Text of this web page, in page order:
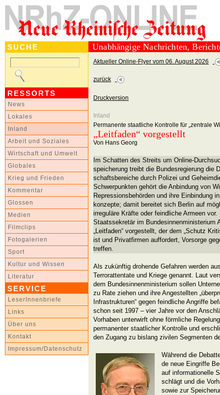
SUCHE
RESSORTS
News
Lokales
Inland
Arbeit und Soziales
Wirtschaft und Umwelt
Globales
Krieg und Frieden
Kommentar
Glossen
Medien
Filmclips
Fotogalerien
Sport
Kultur und Wissen
Literatur
SERVICE
LeserInnenbriefe
Links
Über uns
Kontakt
Impressum/Datenschutz
Unabhängige Nachrichten,
Aktueller Online-Flyer vom 06. August 2026
zurück
Druckversion
Inland
Permanente staatliche Kontrolle für „zentrale
„Leitfaden“ vorgestellt
Von Hans Georg
Im Schatten des Streits um Online-
speicherung treibt die Bundesregierung die
schaftsbereiche durch Polizei und
Schwerpunkten gehört die Anbindung von
Repressionsbehörden und ihre Einbindung
konzepte; damit bereitet sich Berlin auf
irreguläre Kräfte oder feindliche Armeen
Staatssekretär im Bundesinnenministerium
„Leitfaden“ vorgestellt, der dem „Schutz
ist und Privatfirmen auffordert, Vorsorge
treffen.
Als zukünftig drohende Gefahren werden
Terrorattentate und Kriege genannt. Laut
dem Bundesinnenministerium sollen
zu Rate ziehen und ihre Angestellten
Infrastrukturen“ gegen feindliche Angriffe
schon seit 1997 – vier Jahre vor den
Vorhaben unterwirft ohne förmliche
permanenter staatlicher Kontrolle und
den Zugang zu bislang zivilen Segmenten
Während die
de neue Eingriffe
auf informationelle
schlägt und die
sowie zur